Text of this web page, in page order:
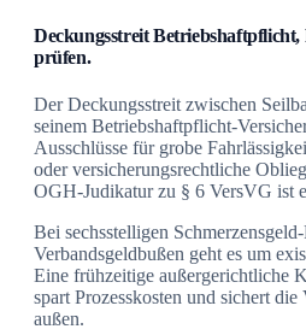
Deckungsstreit Betriebshaftpflicht,
prüfen.
Der Deckungsstreit zwischen
seinem Betriebshaftpflicht-
Ausschlüsse für grobe
oder versicherungsrechtliche
OGH-Judikatur zu § 6 VersVG ist
Bei sechsstelligen
Verbandsgeldbußen geht es um
Eine frühzeitige außergerichtliche
spart Prozesskosten und sichert
außen.